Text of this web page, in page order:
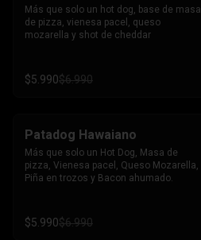
Más que solo un hot dog, base de masa
de pizza, vienesa pacel, queso
mozarella y shot de cheddar
$5.990$6.990
Patadog Hawaiano
Más que solo un Hot Dog, Masa de
pizza, Vienesa pacel, Queso Mozarella,
Piña en trozos y Bacon ahumado.
$5.990$6.990